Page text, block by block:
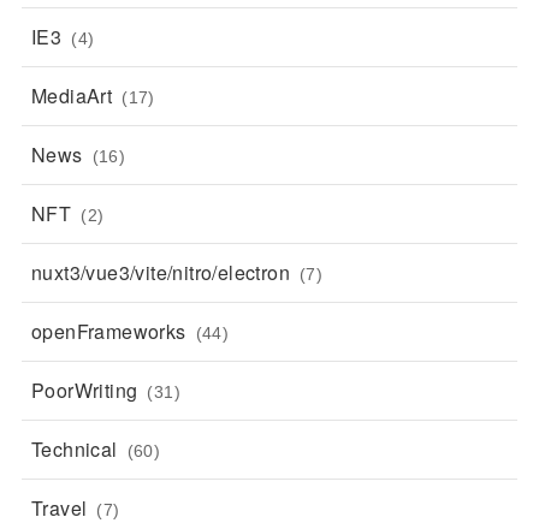
IE3 (4)
MediaArt (17)
News (16)
NFT (2)
nuxt3/vue3/vite/nitro/electron (7)
openFrameworks (44)
PoorWriting (31)
Technical (60)
Travel (7)